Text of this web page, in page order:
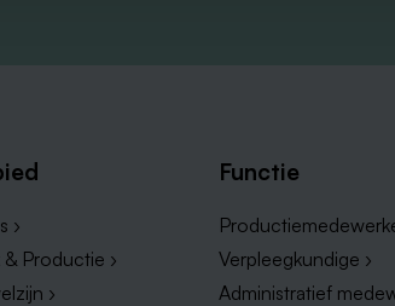
›
Productie ›
›
Functie
Verpleegkundige ›
Administratief